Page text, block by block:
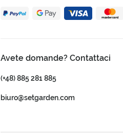
Avete domande? Contattaci
(+48) 885 281 885
biuro@setgarden.com